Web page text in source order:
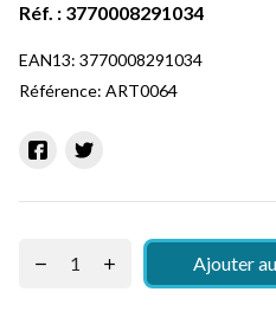
Réf. : 3770008291034
EAN13: 3770008291034
Référence: ART0064
Ajouter